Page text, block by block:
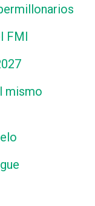
FMI
mismo